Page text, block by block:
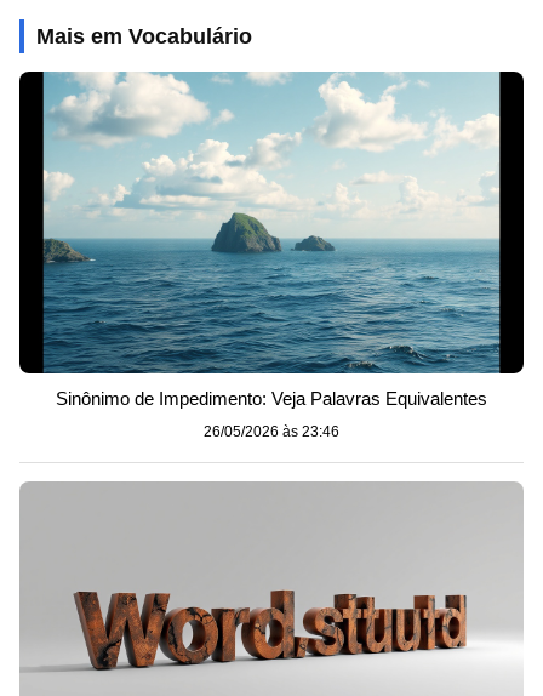
Mais em Vocabulário
Sinônimo de Impedimento: Veja Palavras Equivalentes
26/05/2026 às 23:46